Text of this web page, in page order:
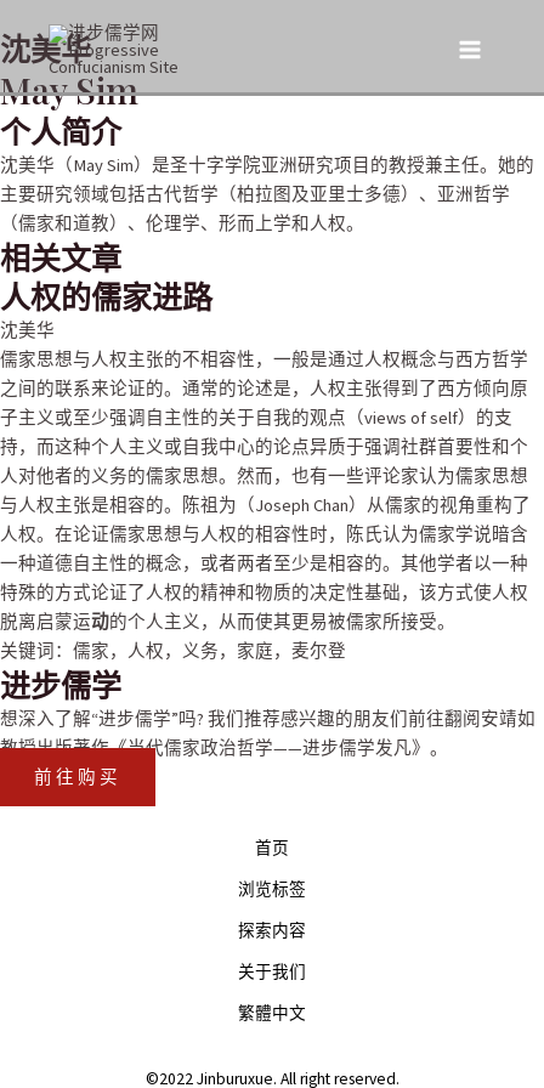
至
内
容
沈美华
May Sim
个人简介
沈美华（May Sim）是圣十字学院亚洲研究项目的教授兼主任。她的
主要研究领域包括古代哲学（柏拉图及亚里士多德）、亚洲哲学
（儒家和道教）、伦理学、形而上学和人权。
相关文章
人权的儒家进路
沈美华
儒家思想与人权主张的不相容性，一般是通过人权概念与西方哲学
之间的联系来论证的。通常的论述是，人权主张得到了西方倾向原
子主义或至少强调自主性的关于自我的观点（views of self）的支
持，而这种个人主义或自我中心的论点异质于强调社群首要性和个
人对他者的义务的儒家思想。 然而，也有一些评论家认为儒家思想
与人权主张是相容的。陈祖为（Joseph Chan）从儒家的视角重构了
人权。 在论证儒家思想与人权的相容性时，陈氏认为儒家学说暗含
一种道德自主性的概念，或者两者至少是相容的。 其他学者以一种
特殊的方式论证了人权的精神和物质的决定性基础，该方式使人权
脱离启蒙运动的个人主义，从而使其更易被儒家所接受。
关键词： 儒家， 人权， 义务， 家庭， 麦尔登
进步儒学
想深入了解“进步儒学”吗? 我们推荐感兴趣的朋友们前往翻阅安靖如
教授出版著作《当代儒家政治哲学——进步儒学发凡》 。
前往购买
首页
浏览标签
探索内容
关于我们
繁體中文
©2022 Jinburuxue. All right reserved.